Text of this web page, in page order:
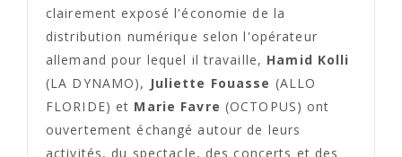
clairement exposé l'économie de la
distribution numérique selon l'opérateur
allemand pour lequel il travaille, Hamid Kolli
(LA DYNAMO), Juliette Fouasse (ALLO
FLORIDE) et Marie Favre (OCTOPUS) ont
ouvertement échangé autour de leurs
activités, du spectacle, des concerts et des